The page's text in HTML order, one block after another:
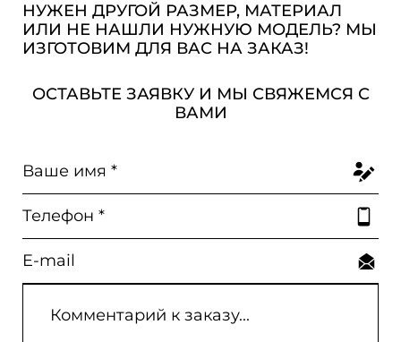
НУЖЕН ДРУГОЙ РАЗМЕР, МАТЕРИАЛ
ИЛИ НЕ НАШЛИ НУЖНУЮ МОДЕЛЬ? МЫ
ИЗГОТОВИМ ДЛЯ ВАС НА ЗАКАЗ!
ОСТАВЬТЕ ЗАЯВКУ И МЫ СВЯЖЕМСЯ С
ВАМИ